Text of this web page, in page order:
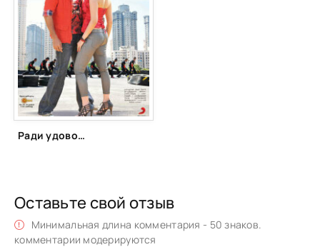
Ради удовольствия (2010)
Оставьте свой отзыв
Минимальная длина комментария - 50 знаков.
комментарии модерируются